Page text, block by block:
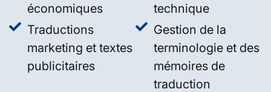
économiques
Traductions
marketing et textes
publicitaires
technique
Gestion de la
terminologie et des
mémoires de
traduction